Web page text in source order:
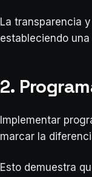
La transparencia
estableciendo
2.
Implementar
marcar la
Esto demuestra